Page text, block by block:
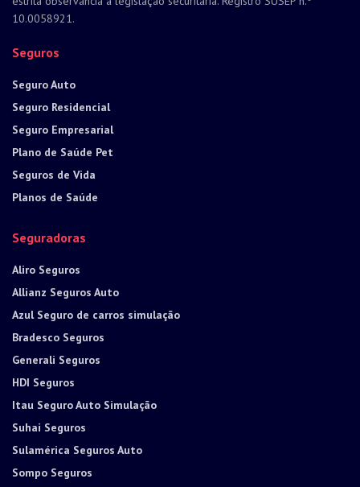
10.0058921.
Seguros
Seguro Auto
Seguro Residencial
Seguro Empresarial
Plano de Saúde Pet
Seguros de Vida
Planos de Saúde
Seguradoras
Aliro Seguros
Allianz Seguros Auto
Azul Seguro de carros simulação
Bradesco Seguros
Generali Seguros
HDI Seguros
Itau Seguro Auto Simulação
Suhai Seguros
Sulamérica Seguros Auto
Sompo Seguros